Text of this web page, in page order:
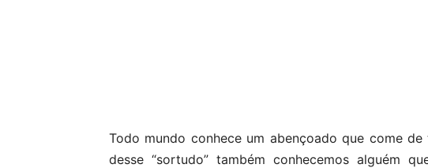
Todo mundo conhece um abençoado que come
desse “sortudo” também conhecemos alguém